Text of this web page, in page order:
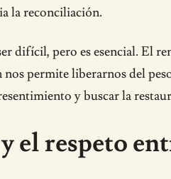
la reconciliación.
difícil, pero es esencial. El
permite liberarnos del
y buscar la
el respeto